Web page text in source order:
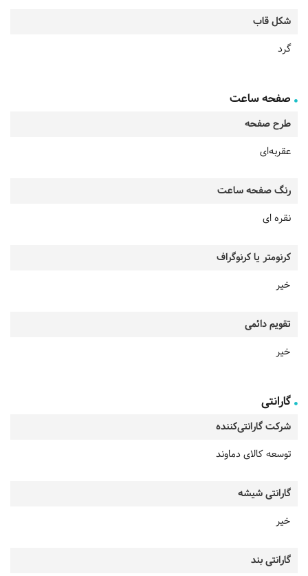
شکل قاب
گرد
صفحه ساعت
طرح صفحه
عقربه‌ای
رنگ صفحه ساعت
نقره ای
کرنومتر یا کرنوگراف
خیر
تقویم دائمی
خیر
گارانتی
شرکت گارانتی‌کننده
توسعه کالای دماوند
گارانتی شیشه
خیر
گارانتی بند